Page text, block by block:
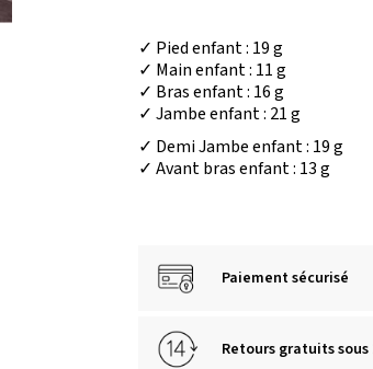
✓ Pied enfant : 19 g
✓ Mainenfant : 11 g
✓ Brasenfant : 16 g
✓ Jambe enfant : 21 g
✓ DemiJambe enfant : 19 g
✓ Avant brasenfant : 13 g
Paiement sécurisé
Retours gratuits sous